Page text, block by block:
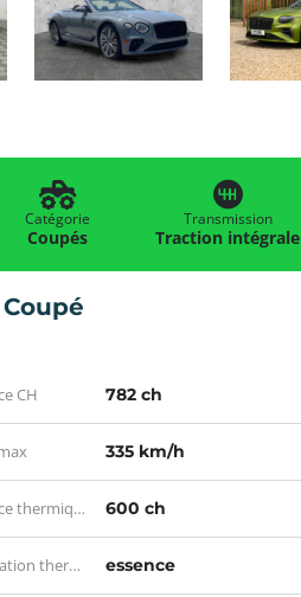
Catégorie
Coupés
Transmission
Traction intégrale
CH 782 ch
335 km/h
CH 600 ch
thermique essence